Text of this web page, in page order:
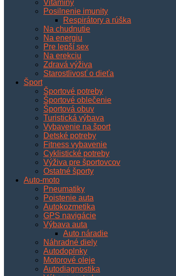
Vitamíny
Posilnenie imunity
Respirátory a rúška
Na chudnutie
Na energiu
Pre lepší sex
Na erekciu
Zdravá výživa
Starostlivosť o dieťa
Šport
Športové potreby
Športové oblečenie
Športová obuv
Turistická výbava
Vybavenie na šport
Detské potreby
Fitness vybavenie
Cyklistické potreby
Výživa pre športovcov
Ostatné športy
Auto-moto
Pneumatiky
Poistenie auta
Autokozmetika
GPS navigácie
Výbava auta
Auto náradie
Náhradné diely
Autodoplnky
Motorové oleje
Autodiagnostika